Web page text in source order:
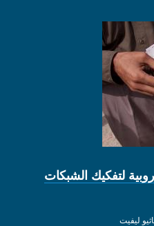
لتفكيك الشبكات
ليفيت